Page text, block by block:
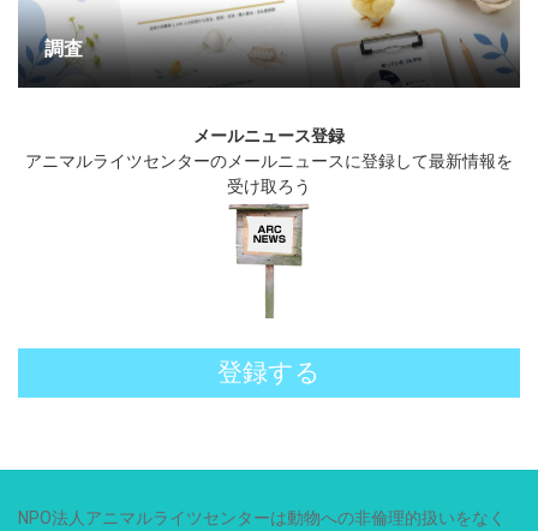
調査
メールニュース登録
アニマルライツセンターのメールニュースに登録して最新情報を
受け取ろう
登録する
NPO法人アニマルライツセンターは動物への非倫理的扱いをなく